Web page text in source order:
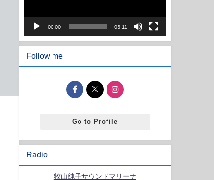
ー
00:00 03:11
Follow me
Go to Profile
Radio
牧山純子サウンドマリーナ